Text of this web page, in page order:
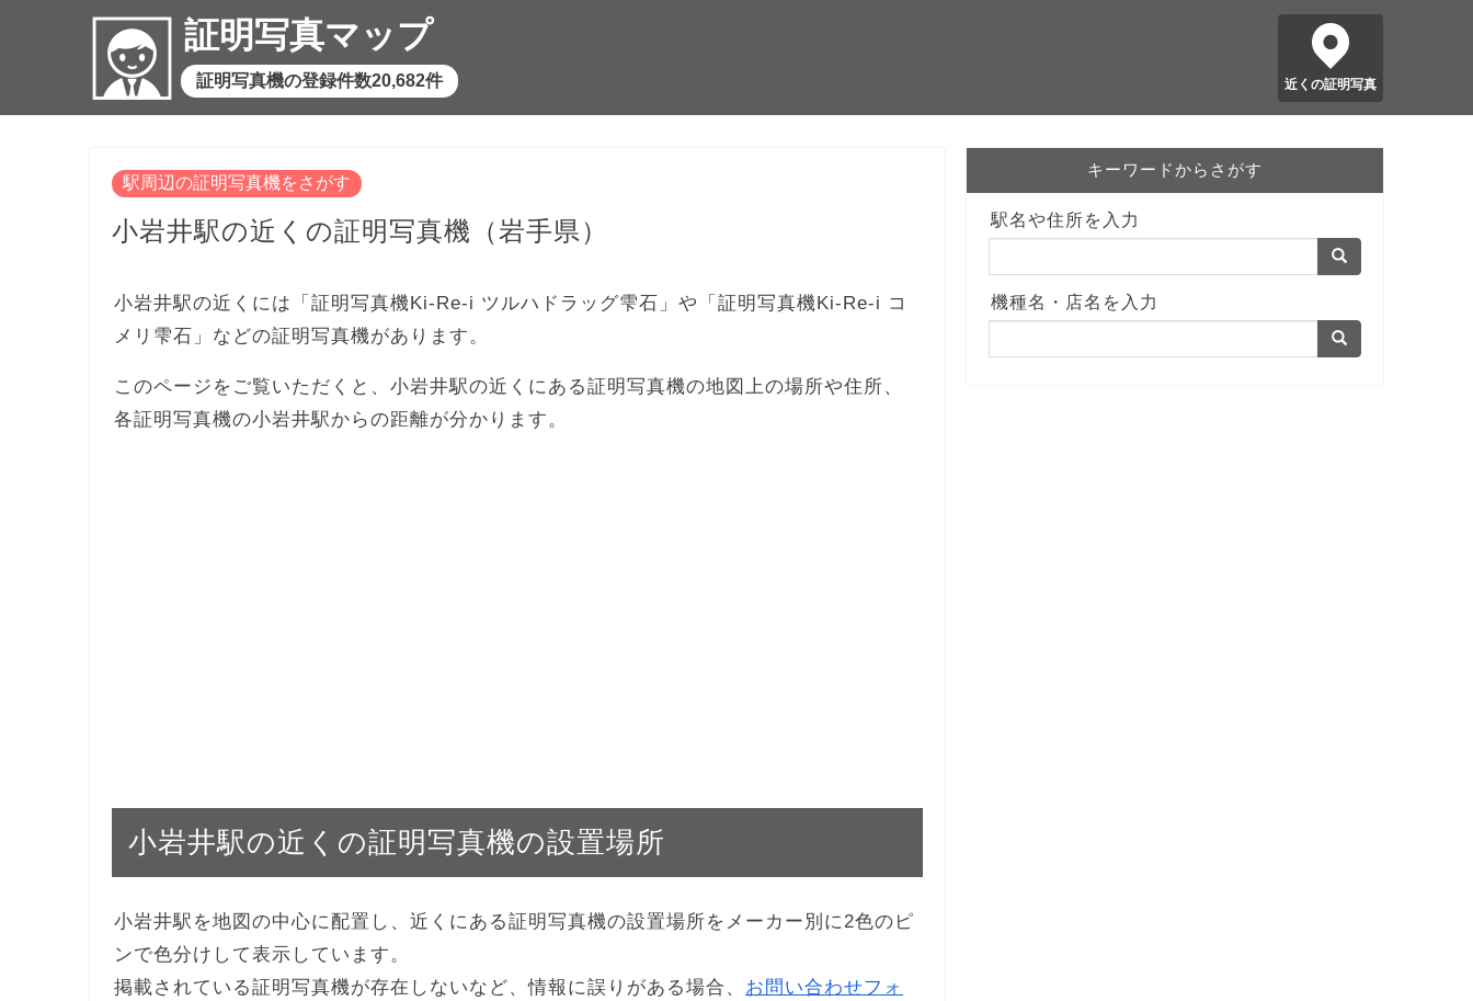
証明写真マップ
証明写真機の登録件数20,682件 近くの証明写真
駅周辺の証明写真機をさがす
小岩井駅の近くの証明写真機（岩手県）
小岩井駅の近くには「証明写真機Ki-Re-i ツルハドラッグ雫石」や「証明写真機Ki-Re-i コ
メリ雫石」などの証明写真機があります。
このページをご覧いただくと、小岩井駅の近くにある証明写真機の地図上の場所や住所、
各証明写真機の小岩井駅からの距離が分かります。
小岩井駅の近くの証明写真機の設置場所
小岩井駅を地図の中心に配置し、近くにある証明写真機の設置場所をメーカー別に2色のピ
ンで色分けして表示しています。
掲載されている証明写真機が存在しないなど、情報に誤りがある場合、 お問い合わせフォ
キーワードからさがす
駅名や住所を入力
機種名・店名を入力